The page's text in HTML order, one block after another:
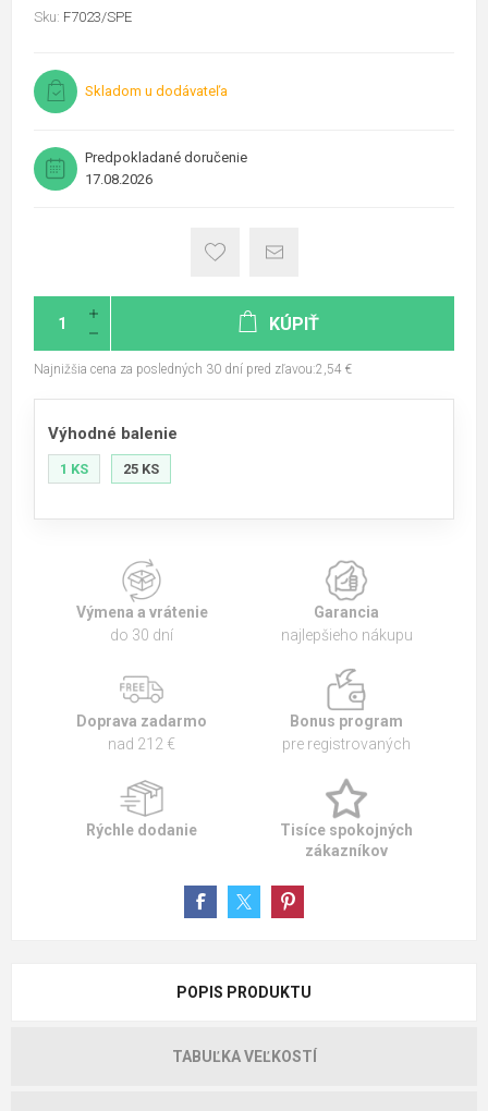
Sku: F7023/SPE
Skladom u dodávateľa
Predpokladané doručenie
17.08.2026
KÚPIŤ
Najnižšia cena za posledných 30 dní pred zľavou:2,54 €
Výhodné balenie
1 KS 25 KS
Výmena a vrátenie
do 30 dní
Garancia
najlepšieho nákupu
Doprava zadarmo
nad 212 €
Bonus program
pre registrovaných
Rýchle dodanie
Tisíce spokojných
zákazníkov
POPIS PRODUKTU
TABUĽKA VEĽKOSTÍ